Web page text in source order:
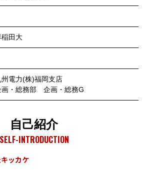
稲田大
州電力(株)福岡支店
画・総務部 企画・総務G
自己紹介
SELF-INTRODUCTION
ッカケ